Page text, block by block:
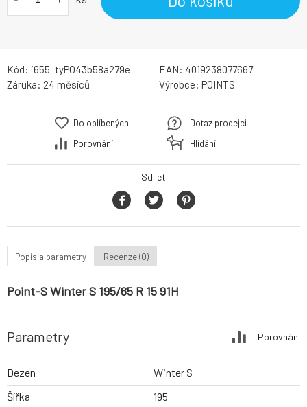
Kód: i655_tyPO43b58a279e EAN: 4019238077667
Záruka: 24 měsíců Výrobce: POINTS
Do oblíbených
Porovnání
Dotaz prodejci
Hlídání
Sdílet
Popis a parametry Recenze (0)
Point-S Winter S 195/65 R 15 91H
Parametry Porovnání
Dezen
Winter S
Šířka
195